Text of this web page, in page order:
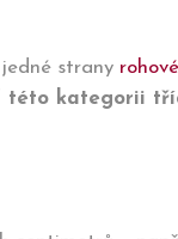
strany
této kategorii